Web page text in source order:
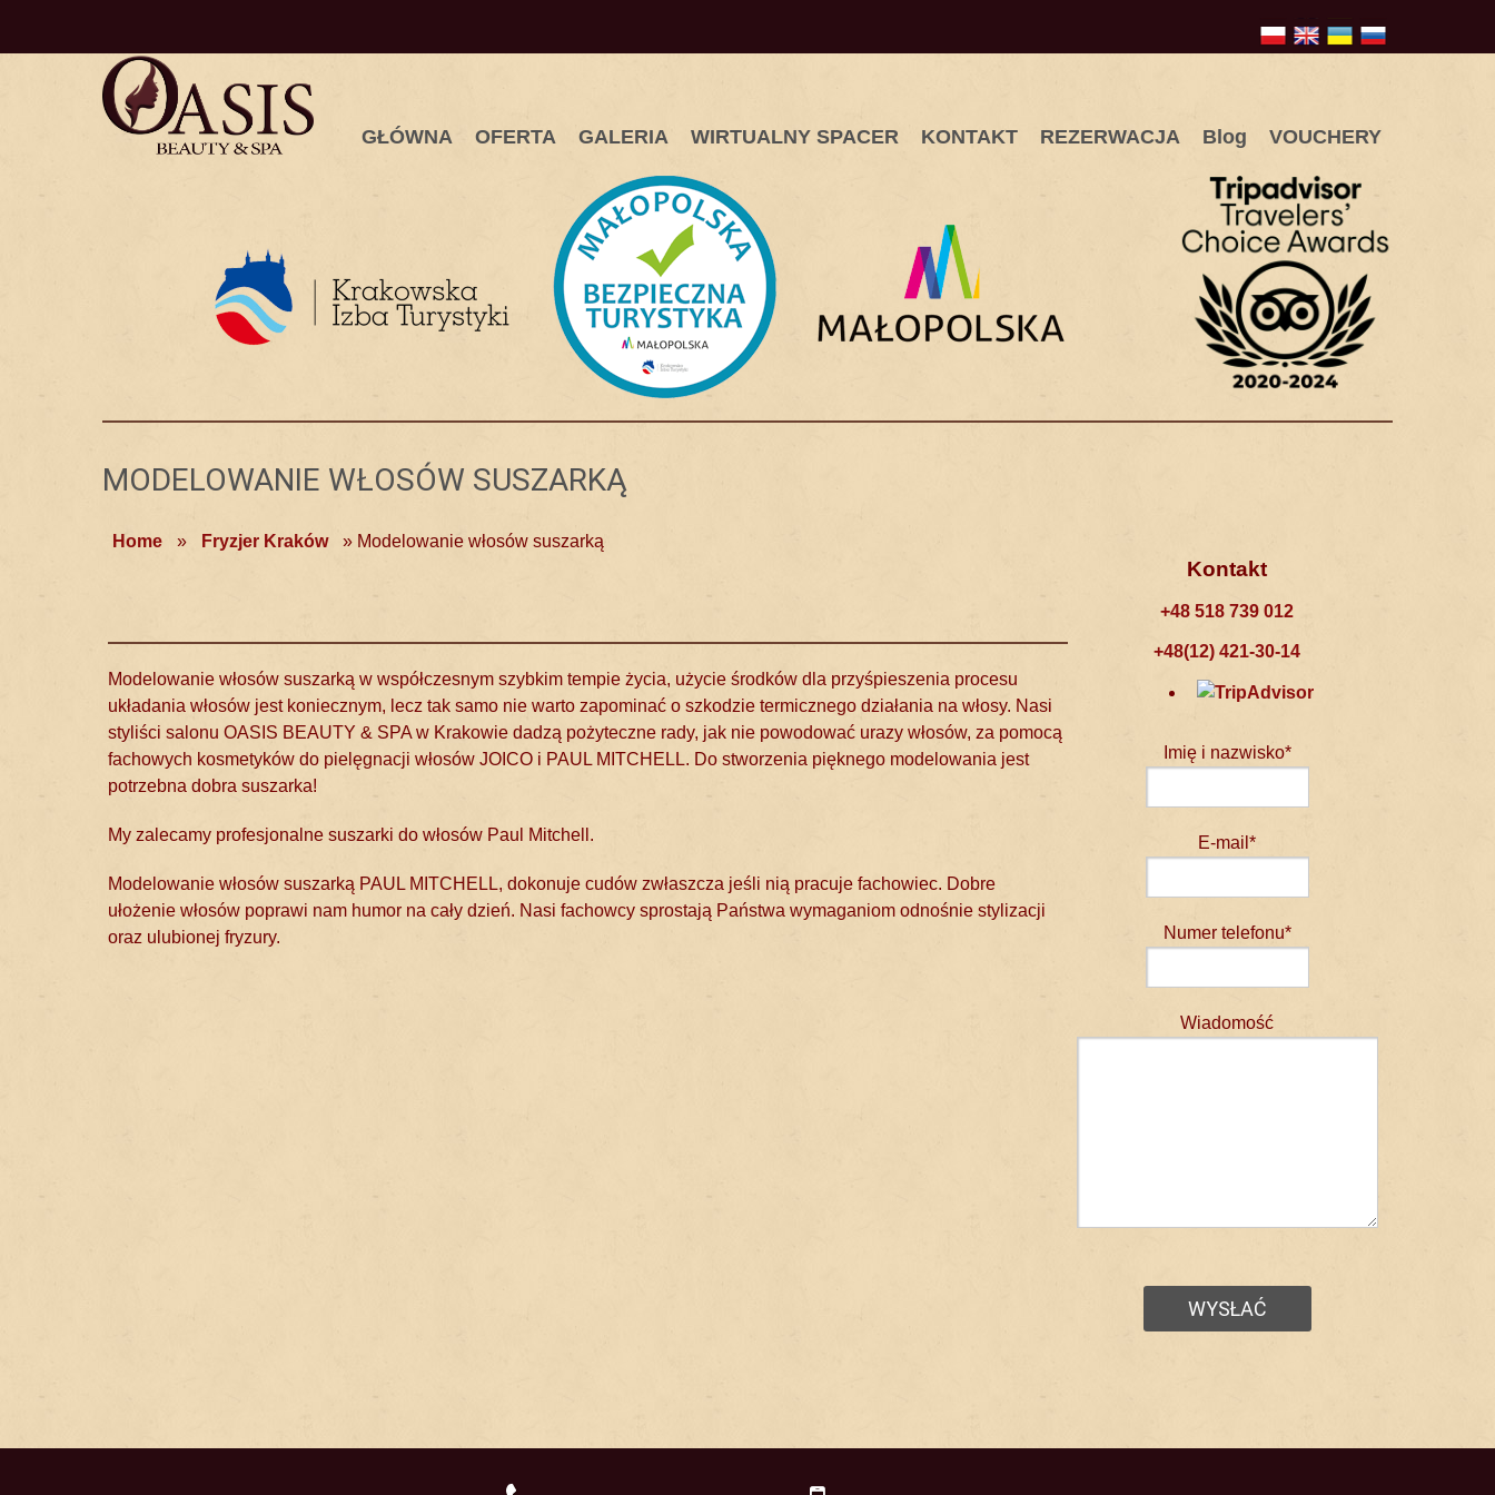
GŁÓWNA OFERTA GALERIA WIRTUALNY SPACER KONTAKT REZERWACJA Blog VOUCHERY
MODELOWANIE WŁOSÓW SUSZARKĄ
Home » Fryzjer Kraków » Modelowanie włosów suszarką
Modelowanie włosów suszarką w współczesnym szybkim tempie życia, użycie środków dla przyśpieszenia procesu
układania włosów jest koniecznym, lecz tak samo nie warto zapominać o szkodzie termicznego działania na włosy. Nasi
styliści salonu OASIS BEAUTY & SPA w Krakowie dadzą pożyteczne rady, jak nie powodować urazy włosów, za pomocą
fachowych kosmetyków do pielęgnacji włosów JOICO i PAUL MITCHELL. Do stworzenia pięknego modelowania jest
potrzebna dobra suszarka!
My zalecamy profesjonalne suszarki do włosów Paul Mitchell.
Modelowanie włosów suszarką PAUL MITCHELL, dokonuje cudów zwłaszcza jeśli nią pracuje fachowiec. Dobre
ułożenie włosów poprawi nam humor na cały dzień. Nasi fachowcy sprostają Państwa wymaganiom odnośnie stylizacji
oraz ulubionej fryzury.
Kontakt
+48 518 739 012
+48(12) 421-30-14
Imię i nazwisko*
E-mail*
Numer telefonu*
Wiadomość